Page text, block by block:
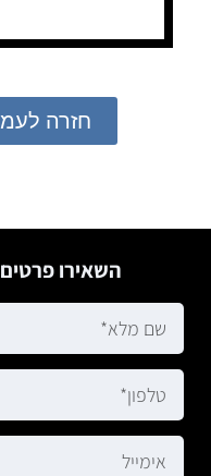
חזרה
השאירו